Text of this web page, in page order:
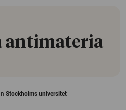
antimateria
Stockholms universitet